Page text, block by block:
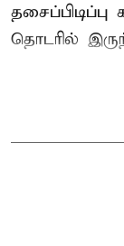
தொடரில்